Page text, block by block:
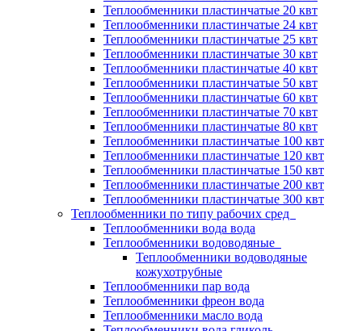
Теплообменники пластинчатые 20 квт
Теплообменники пластинчатые 24 квт
Теплообменники пластинчатые 25 квт
Теплообменники пластинчатые 30 квт
Теплообменники пластинчатые 40 квт
Теплообменники пластинчатые 50 квт
Теплообменники пластинчатые 60 квт
Теплообменники пластинчатые 70 квт
Теплообменники пластинчатые 80 квт
Теплообменники пластинчатые 100 квт
Теплообменники пластинчатые 120 квт
Теплообменники пластинчатые 150 квт
Теплообменники пластинчатые 200 квт
Теплообменники пластинчатые 300 квт
Теплообменники по типу рабочих сред
Теплообменники вода вода
Теплообменники водоводяные
Теплообменники водоводяные
кожухотрубные
Теплообменники пар вода
Теплообменники фреон вода
Теплообменники масло вода